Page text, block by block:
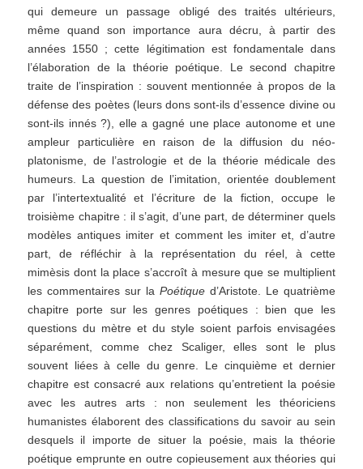
qui demeure un passage obligé des traités ultérieurs,
même quand son importance aura décru, à partir des
années 1550 ; cette légitimation est fondamentale dans
l’élaboration de la théorie poétique. Le second chapitre
traite de l’inspiration : souvent mentionnée à propos de la
défense des poètes (leurs dons sont-ils d’essence divine ou
sont-ils innés ?), elle a gagné une place autonome et une
ampleur particulière en raison de la diffusion du néo-
platonisme, de l’astrologie et de la théorie médicale des
humeurs. La question de l’imitation, orientée doublement
par l’intertextualité et l’écriture de la fiction, occupe le
troisième chapitre : il s’agit, d’une part, de déterminer quels
modèles antiques imiter et comment les imiter et, d’autre
part, de réfléchir à la représentation du réel, à cette
mimèsis dont la place s’accroît à mesure que se multiplient
les commentaires sur la Poétique d’Aristote. Le quatrième
chapitre porte sur les genres poétiques : bien que les
questions du mètre et du style soient parfois envisagées
séparément, comme chez Scaliger, elles sont le plus
souvent liées à celle du genre. Le cinquième et dernier
chapitre est consacré aux relations qu’entretient la poésie
avec les autres arts : non seulement les théoriciens
humanistes élaborent des classifications du savoir au sein
desquels il importe de situer la poésie, mais la théorie
poétique emprunte en outre copieusement aux théories qui